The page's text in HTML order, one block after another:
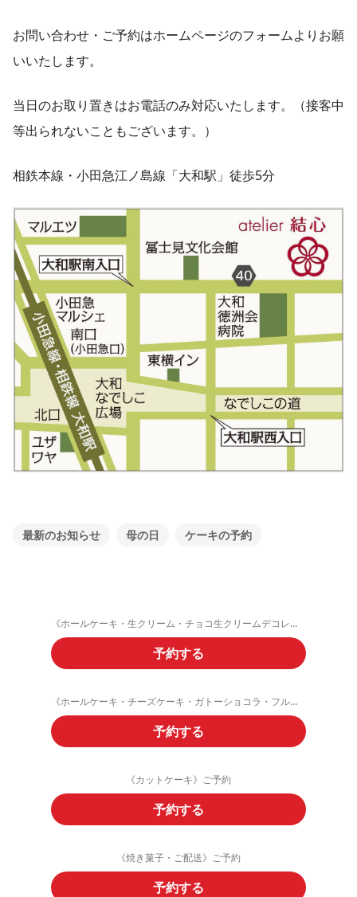
お問い合わせ・ご予約はホームページのフォームよりお願
いいたします。
当日のお取り置きはお電話のみ対応いたします。（接客中
等出られないこともございます。）
相鉄本線・小田急江ノ島線「大和駅」徒歩5分
最新のお知らせ 母の日 ケーキの予約
《ホールケーキ・生クリーム・チョコ生クリームデコレーション》ご予約フォーム
予約する
《ホールケーキ・チーズケーキ・ガトーショコラ・フルーツタルト》ご予約
予約する
《カットケーキ》ご予約
予約する
《焼き菓子・ご配送》ご予約
予約する